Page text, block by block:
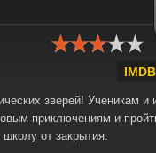
зверей! Ученикам и
приключениям и
от закрытия.